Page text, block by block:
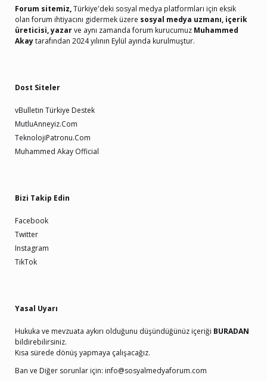
Forum sitemiz,Türkiye'deki sosyal medya platformları için eksik
olan forum ihtiyacını gidermek üzere sosyal medya uzmanı, içerik
üreticisi, yazarve aynı zamanda forum kurucumuz Muhammed
Akaytarafından 2024 yılının Eylül ayında kurulmuştur.
Dost Siteler
vBulletin Türkiye Destek
MutluAnneyiz.Com
TeknolojiPatronu.Com
Muhammed Akay Official
Bizi Takip Edin
Facebook
Twitter
Instagram
TikTok
Yasal Uyarı
Hukuka ve mevzuata aykırı olduğunu düşündüğünüz içeriği BURADAN
bildirebilirsiniz.
Kısa sürede dönüş yapmaya çalışacağız.
Ban ve Diğer sorunlar için: info@sosyalmedyaforum.com